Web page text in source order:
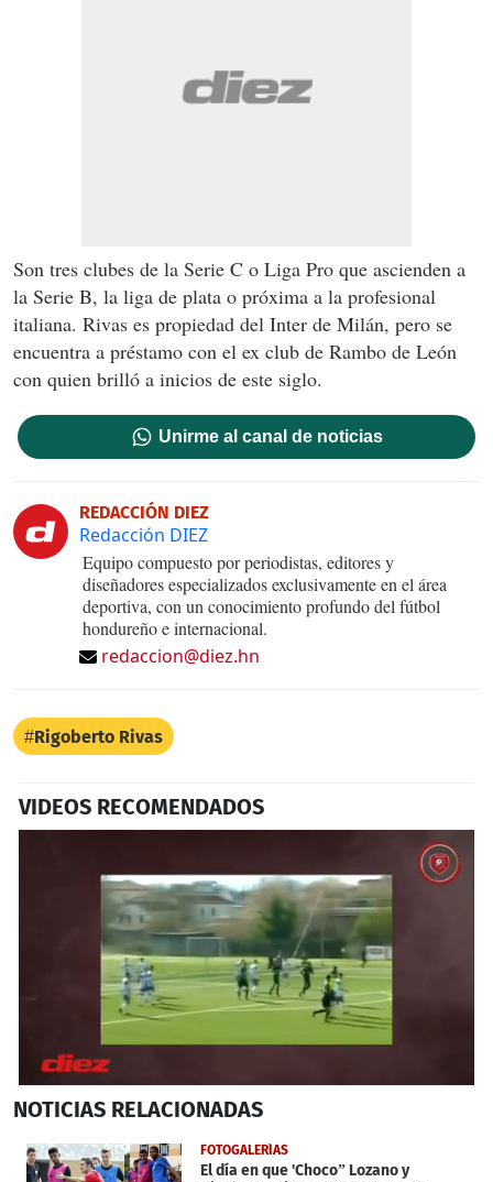
Son tres clubes de la Serie C o Liga Pro que ascienden a
la Serie B, la liga de plata o próxima a la profesional
italiana. Rivas es propiedad del Inter de Milán, pero se
encuentra a préstamo con el ex club de Rambo de León
con quien brilló a inicios de este siglo.
Unirme al canal de noticias
REDACCIÓN DIEZ
Redacción DIEZ
Equipo compuesto por periodistas, editores y
diseñadores especializados exclusivamente en el área
deportiva, con un conocimiento profundo del fútbol
hondureño e internacional.
redaccion@diez.hn
Rigoberto Rivas
VIDEOS RECOMENDADOS
seconds
1
minute,
NOTICIAS RELACIONADAS
FOTOGALERÍAS
El día en que 'Choco” Lozano y